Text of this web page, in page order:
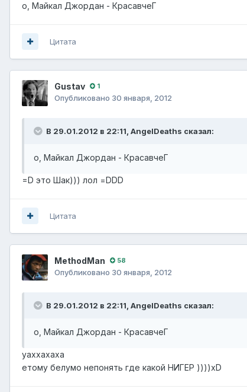
о, Майкал Джордан - КрасавчеГ
Цитата
Gustav 1
Опубликовано 30 января, 2012
В 29.01.2012 в 22:11, AngelDeaths сказал:
о, Майкал Джордан - КрасавчеГ
=D это Шак))) лол =DDD
Цитата
MethodMan 58
Опубликовано 30 января, 2012
В 29.01.2012 в 22:11, AngelDeaths сказал:
о, Майкал Джордан - КрасавчеГ
уаххахаха
етому белумо непонять где какой НИГЕР ))))xD